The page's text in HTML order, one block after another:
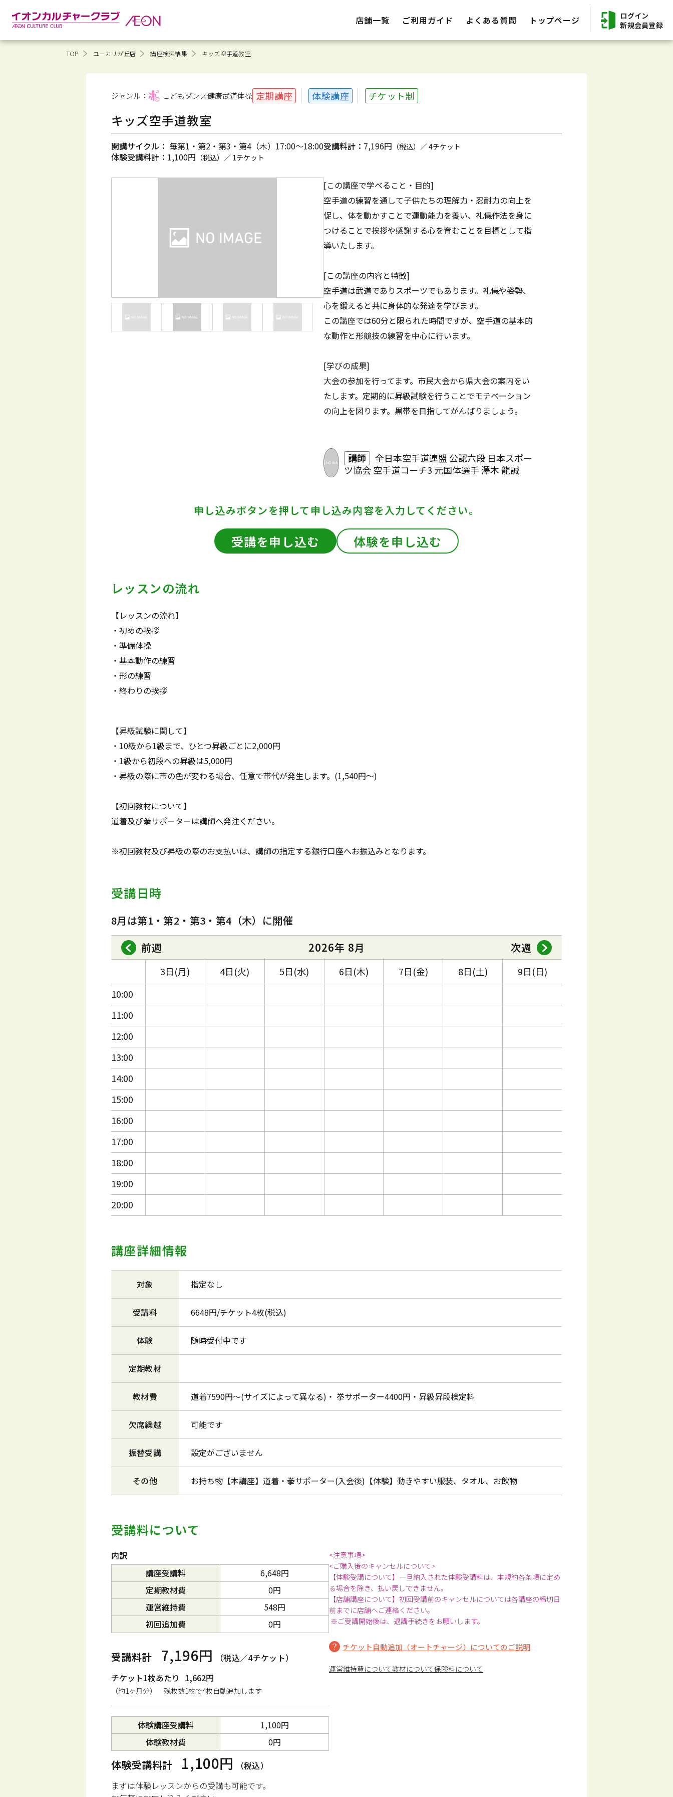
店舗一覧 ご利用ガイド よくある質問 トップページ
ログイン
新規会員登録
TOP ユーカリが丘店 講座検索結果 キッズ空手道教室
ジャンル： こどもダンス健康武道体操 定期講座 体験講座 チケット制
キッズ空手道教室
開講サイクル： 毎第1・第2・第3・第4（木）17:00～18:00受講料計： 7,196円 （税込）／ 4チケット
体験受講料計： 1,100円 （税込）／ 1チケット
[この講座で学べること・目的]
空手道の練習を通して子供たちの理解力・忍耐力の向上を
促し、体を動かすことで運動能力を養い、礼儀作法を身に
つけることで挨拶や感謝する心を育むことを目標として指
導いたします。
[この講座の内容と特徴]
空手道は武道でありスポーツでもあります。礼儀や姿勢、
心を鍛えると共に身体的な発達を学びます。
この講座では60分と限られた時間ですが、空手道の基本的
な動作と形競技の練習を中心に行います。
[学びの成果]
大会の参加を行ってます。市民大会から県大会の案内をい
たします。定期的に昇級試験を行うことでモチベーション
の向上を図ります。黒帯を目指してがんばりましょう。
講師
全日本空手道連盟 公認六段 日本スポー
ツ協会 空手道コーチ3 元国体選手 澤木 龍誠
申し込みボタンを押して申し込み内容を入力してください。
受講を申し込む 体験を申し込む
レッスンの流れ
【レッスンの流れ】
・初めの挨拶
・準備体操
・基本動作の練習
・形の練習
・終わりの挨拶
【昇級試験に関して】
・10級から1級まで、ひとつ昇級ごとに2,000円
・1級から初段への昇級は5,000円
・昇級の際に帯の色が変わる場合、任意で帯代が発生します。(1,540円～)
【初回教材について】
道着及び拳サポーターは講師へ発注ください。
※初回教材及び昇級の際のお支払いは、講師の指定する銀行口座へお振込みとなります。
受講日時
8月は第1・第2・第3・第4（木）に開催
前週
2026年 8月 次週
10:00
11:00
12:00
13:00
14:00
15:00
16:00
17:00
18:00
19:00
20:00
3日(月) 4日(火) 5日(水) 6日(木) 7日(金) 8日(土) 9日(日)
講座詳細情報
対象 指定なし
受講料 6648円/チケット4枚(税込)
体験 随時受付中です
定期教材
教材費 道着7590円～(サイズによって異なる)・ 拳サポーター4400円・昇級昇段検定料
欠席繰越 可能です
振替受講 設定がございません
その他 お持ち物【本講座】道着・拳サポーター(入会後)【体験】動きやすい服装、タオル、お飲物
受講料について
内訳
講座受講料
6,648円
定期教材費
0円
運営維持費
548円
初回追加費
0円
受講料計 7,196円
（税込／4チケット）
チケット1枚あたり 1,662円
（約1ヶ月分） 残枚数1枚で4枚自動追加します
体験講座受講料
1,100円
体験教材費
0円
体験受講料計 1,100円
（税込）
まずは体験レッスンからの受講も可能です。
<注意事項>
<ご購入後のキャンセルについて>
【体験受講について】一旦納入された体験受講料は、本規約各条項に定め
る場合を除き、払い戻しできません。
【店舗講座について】初回受講前のキャンセルについては各講座の締切日
前までに店舗へご連絡ください。
※ご受講開始後は、退講手続きをお願いします。
チケット自動追加（オートチャージ）についてのご説明
運営維持費について教材について保険料について